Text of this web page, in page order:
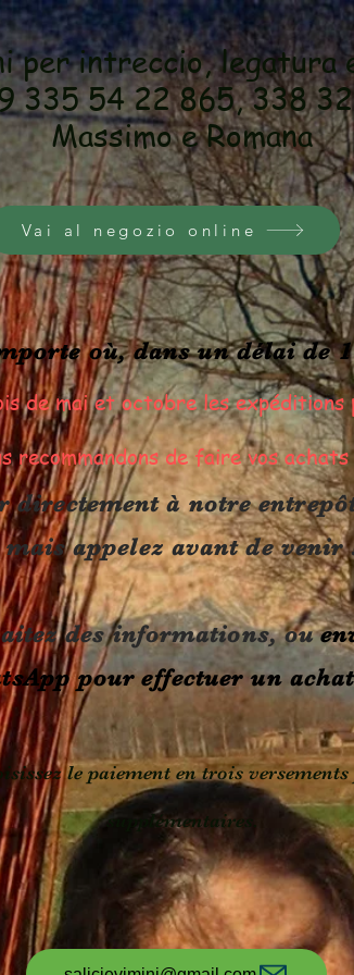
per intreccio,
335 54 22 865, 338
Massimo e Romana
Vai al negozio online
où, dans un délai de
de mai et octobre les expéditions
recommandons de faire vos
directement à notre
mais appelez avant de venir
des informations, ou
pour effectuer un
le paiement en trois
supplémentaires.